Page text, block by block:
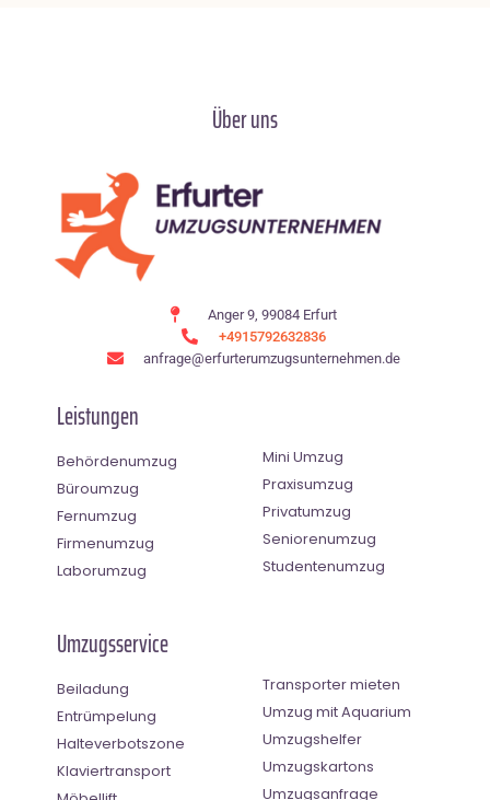
Über uns
Anger 9, 99084 Erfurt
+4915792632836
anfrage@erfurterumzugsunternehmen.de
Leistungen
Behördenumzug
Büroumzug
Fernumzug
Firmenumzug
Laborumzug
Mini Umzug
Praxisumzug
Privatumzug
Seniorenumzug
Studentenumzug
Umzugsservice
Beiladung
Entrümpelung
Halteverbotszone
Klaviertransport
Transporter mieten
Umzug mit Aquarium
Umzugshelfer
Umzugskartons
Umzugsanfrage